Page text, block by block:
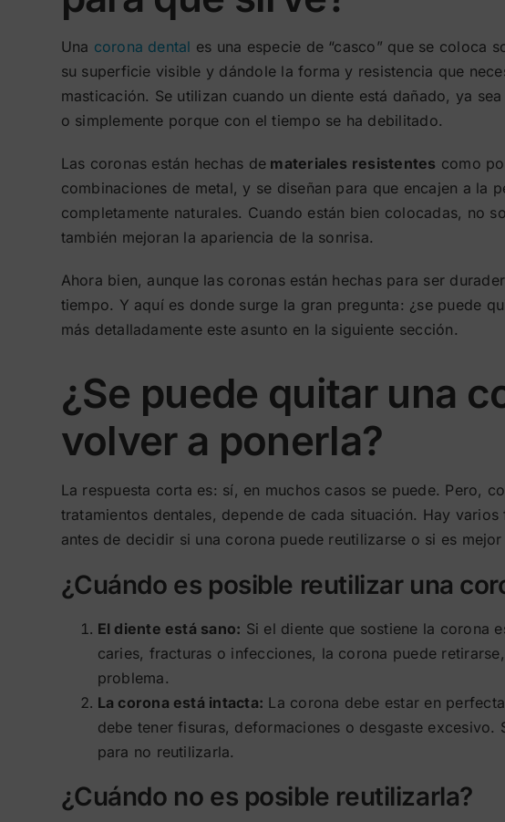
Una corona dental es una especie de “casco” que se coloca
su superficie visible y dándole la forma y resistencia que
masticación. Se utilizan cuando un diente está dañado, ya
o simplemente porque con el tiempo se ha debilitado.
Las coronas están hechas de materiales resistentes como
combinaciones de metal, y se diseñan para que encajen a la
completamente naturales. Cuando están bien colocadas, no
también mejoran la apariencia de la sonrisa.
Ahora bien, aunque las coronas están hechas para ser
tiempo. Y aquí es donde surge la gran pregunta: ¿se puede
más detalladamente este asunto en la siguiente sección.
¿Se puede quitar una
volver a ponerla?
La respuesta corta es: sí, en muchos casos se puede. Pero,
tratamientos dentales, depende de cada situación. Hay
antes de decidir si una corona puede reutilizarse o si es
¿Cuándo es posible reutilizar una
El diente está sano: Si el diente que sostiene la corona
caries, fracturas o infecciones, la corona puede
problema.
La corona está intacta: La corona debe estar en
debe tener fisuras, deformaciones o desgaste excesivo.
para no reutilizarla.
¿Cuándo no es posible reutilizarla?